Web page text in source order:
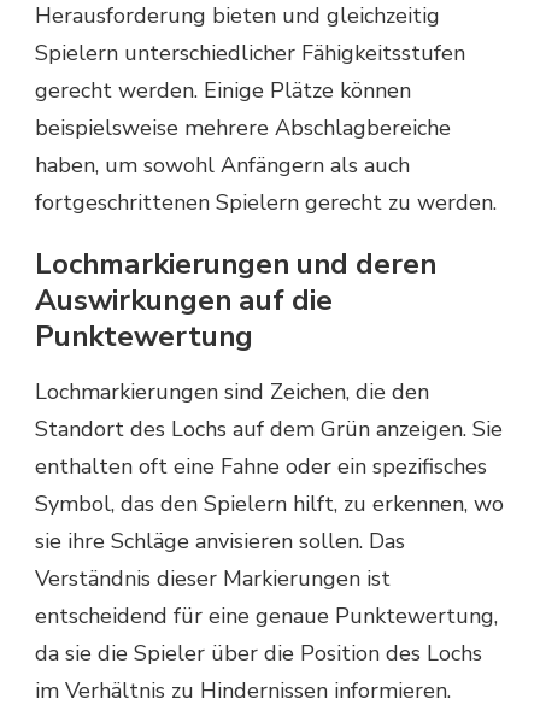
Herausforderung bieten und gleichzeitig
Spielern unterschiedlicher Fähigkeitsstufen
gerecht werden. Einige Plätze können
beispielsweise mehrere Abschlagbereiche
haben, um sowohl Anfängern als auch
fortgeschrittenen Spielern gerecht zu werden.
Lochmarkierungen und deren
Auswirkungen auf die
Punktewertung
Lochmarkierungen sind Zeichen, die den
Standort des Lochs auf dem Grün anzeigen. Sie
enthalten oft eine Fahne oder ein spezifisches
Symbol, das den Spielern hilft, zu erkennen, wo
sie ihre Schläge anvisieren sollen. Das
Verständnis dieser Markierungen ist
entscheidend für eine genaue Punktewertung,
da sie die Spieler über die Position des Lochs
im Verhältnis zu Hindernissen informieren.